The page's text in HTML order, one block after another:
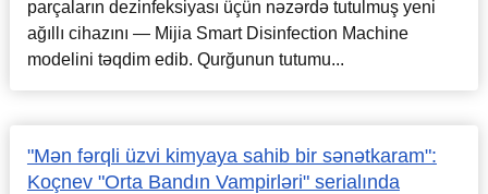
parçaların dezinfeksiyası üçün nəzərdə tutulmuş yeni
ağıllı cihazını — Mijia Smart Disinfection Machine
modelini təqdim edib. Qurğunun tutumu...
"Mən fərqli üzvi kimyaya sahib bir sənətkaram":
Koçnev "Orta Bandın Vampirləri" serialında